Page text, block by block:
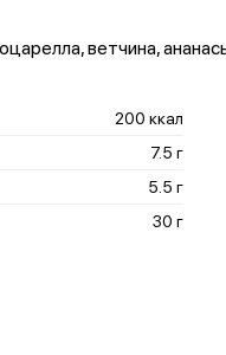
ветчина,
200 ккал
7.5 г
5.5 г
30 г